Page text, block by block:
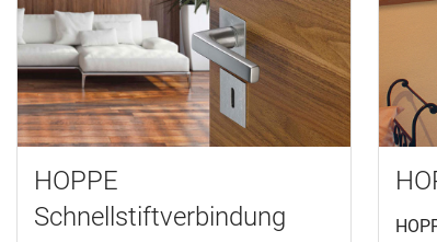
HOPPE
Schnellstiftverbindung